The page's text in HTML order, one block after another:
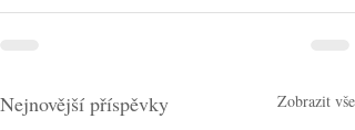
Nejnovější příspěvky Zobrazit vše